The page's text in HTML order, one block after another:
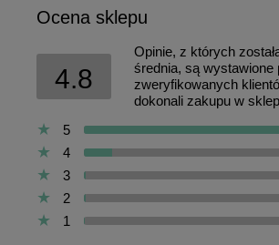
Ocena sklepu
4.8
Opinie, z których
średnia, są wystawione
zweryfikowanych
dokonali zakupu w
5
4
3
2
1